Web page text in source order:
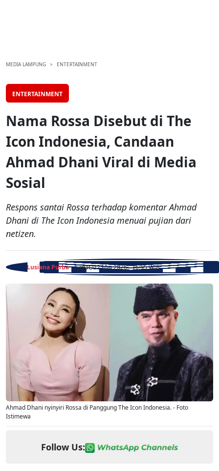
MEDIA LAMPUNG ENTERTAINMENT
ENTERTAINMENT
Nama Rossa Disebut di The
Icon Indonesia, Candaan
Ahmad Dhani Viral di Media
Sosial
Respons santai Rossa terhadap komentar Ahmad
Dhani di The Icon Indonesia menuai pujian dari
netizen.
Lusiana Purba - Jumat, 22 Mei 2026 - 16:55 WIB
Ahmad Dhani nyinyiri Rossa di Panggung The Icon Indonesia. - Foto
Istimewa
Follow Us: